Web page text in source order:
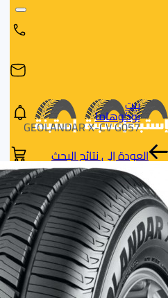
البحث عن
طريق
السيارة
البحث
بالمقاس
البحث
حسب
العلامة
التجارية
بيت
يوكوهاما
GEOLANDAR X-CV G057
العودة إلى نتائج البحث